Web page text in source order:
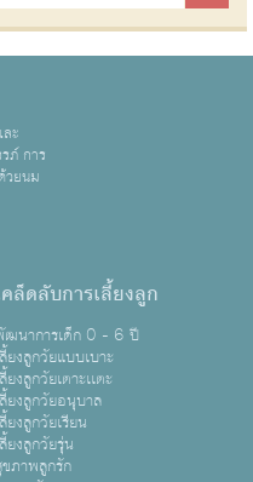
ะ
ภ์ การ
วยนม
คล็ดลับการเลี้ยงลูก
นาการเด็ก 0 - 6 ปี
ยงลูกวัยแบบเบาะ
ยงลูกวัยเตาะเเตะ
ยงลูกวัยอนุบาล
ยงลูกวัยเรียน
ยงลูกวัยรุ่น
ภาพลูกรัก